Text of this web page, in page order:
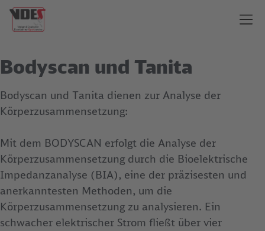
Bodyscan und Tanita
Bodyscan und Tanita dienen zur Analyse der
Körperzusammensetzung:
Mit dem BODYSCAN erfolgt die Analyse der
Körperzusammensetzung durch die Bioelektrische
Impedanzanalyse (BIA), eine der präzisesten und
anerkanntesten Methoden, um die
Körperzusammensetzung zu analysieren. Ein
schwacher elektrischer Strom fließt über vier